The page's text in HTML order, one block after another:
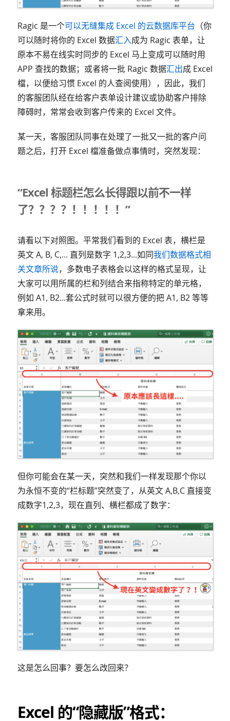
Ragic 是一个可以无缝集成 Excel 的云数据库平台 （你
可以随时将你的 Excel 数据汇入成为 Ragic 表单，让
原本不易在线实时同步的 Excel 马上变成可以随时用
APP 查找的数据；或者将一批 Ragic 数据汇出成 Excel
檔，以便给习惯 Excel 的人查阅使用），因此，我们
的客服团队经在给客户表单设计建议或协助客户排除
障碍时，常常会收到客户传来的 Excel 文件。
某一天，客服团队同事在处理了一批又一批的客户问
题之后，打开 Excel 檔准备做点事情时，突然发现：
“Excel 标题栏怎么长得跟以前不一样
了？？？？！！！！！”
请看以下对照图。平常我们看到的 Excel 表，横栏是
英文 A, B, C,... 直列是数字 1,2,3...如同我们数据格式相
关文章所说，多数电子表格会以这样的格式呈现，让
大家可以用所属的栏和列结合来指称特定的单元格，
例如 A1, B2...套公式时就可以很方便的把 A1, B2 等等
拿来用。
但你可能会在某一天，突然和我们一样发现那个你以
为永恒不变的“栏标题”突然变了，从英文 A,B,C 直接变
成数字1,2,3，现在直列、横栏都成了数字：
这是怎么回事？要怎么改回来？
Excel 的“隐藏版”格式：